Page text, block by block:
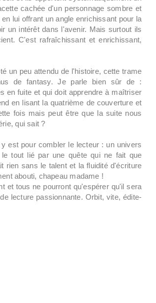
cachée d'un personnage sombre et
lui offrant un angle enrichissant pour la
un intérêt dans l'avenir. Mais surtout ils
C'est rafraîchissant et enrichissant,
un peu attendu de l'histoire, cette trame
de fantasy. Je parle bien sûr de :
en fuite et qui doit apprendre à maîtriser
en lisant la quatrième de couverture et
fois mais peut être que la suite nous
qui sait ?
est pour combler le lecteur : un univers
tout lié par une quête qui ne fait que
rien sans le talent et la fluidité d'écriture
abouti, chapeau madame !
et tous ne pourront qu'espérer qu'il sera
lecture passionnante. Orbit, vite, édite-